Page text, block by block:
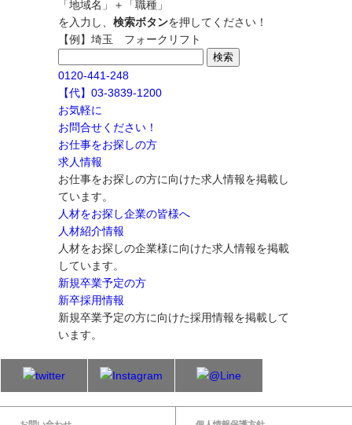
「地域名」＋「職種」
を入力し、 検索ボタンを押してください！
【例】埼玉 フォークリフト
索:
0120-441-248
【代】03-3839-1200
お気軽に
お問合せください！
お仕事をお探しの方
求人情報
お仕事をお探しの方に向けた求人情報を掲載し
ています。
人材をお探し企業の皆様へ
人材紹介情報
人材をお探しの企業様に向けた求人情報を掲載
しています。
新規卒業予定の方
新卒採用情報
新規卒業予定の方に向けた採用情報を掲載して
います。